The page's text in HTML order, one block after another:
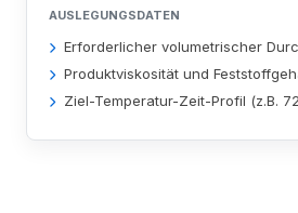
AUSLEGUNGSDATEN
Erforderlicher volumetrischer
Produktviskosität und
Ziel-Temperatur-Zeit-Profil (z.B.